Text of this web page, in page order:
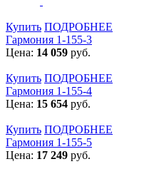
Купить ПОДРОБНЕЕ
Гармония 1-155-3
Цена: 14 059 руб.
Купить ПОДРОБНЕЕ
Гармония 1-155-4
Цена: 15 654 руб.
Купить ПОДРОБНЕЕ
Гармония 1-155-5
Цена: 17 249 руб.